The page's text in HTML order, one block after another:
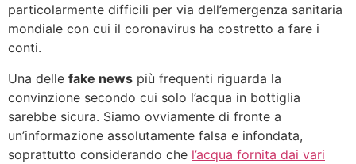
particolarmente difficili per via dell’emergenza sanitaria
mondiale con cui il coronavirus ha costretto a fare i
conti.
Una delle fake news più frequenti riguarda la
convinzione secondo cui solo l’acqua in bottiglia
sarebbe sicura. Siamo ovviamente di fronte a
un’informazione assolutamente falsa e infondata,
soprattutto considerando che l’acqua fornita dai vari